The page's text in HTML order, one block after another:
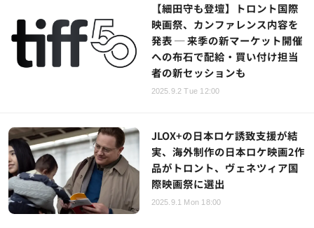
【細田守も登壇】トロント国際
映画祭、カンファレンス内容を
発表 ─ 来季の新マーケット開催
への布石で配給・買い付け担当
者の新セッションも
2025.9.2 Tue 12:00
JLOX+の日本ロケ誘致支援が結
実、海外制作の日本ロケ映画2作
品がトロント、ヴェネツィア国
際映画祭に選出
2025.9.1 Mon 18:00